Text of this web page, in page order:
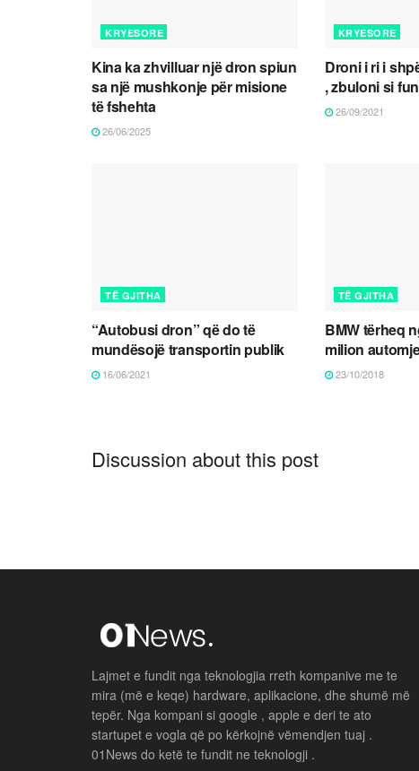
KRYESORE
Kina ka zhvilluar një dron spiun
sa një mushkonje për misione
të fshehta
26/06/2025
KRYESORE
Droni i ri i
, zbuloni si
26/09/2021
TË GJITHA
“Autobusi dron” që do të
mundësojë transportin publik
16/06/2021
TË GJITHA
BMW tërheq
milion
23/10/2018
Discussion about this post
Lajmet e fundit nga teknologjia rreth kompanive me te
mira (më e keqe) hardware, aplikacione, dhe shumë më
tepër. Nga kompani si google , apple e deri te ato
startupet e vogla që po kërkojnë vëmendjen tuaj .
01News do ketë te fundit ne teknologji .